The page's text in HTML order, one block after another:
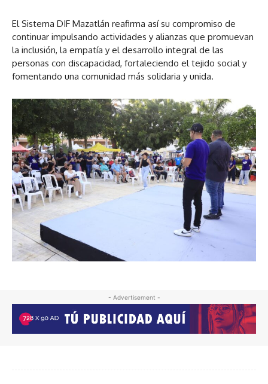
El Sistema DIF Mazatlán reafirma así su compromiso de
continuar impulsando actividades y alianzas que promuevan
la inclusión, la empatía y el desarrollo integral de las
personas con discapacidad, fortaleciendo el tejido social y
fomentando una comunidad más solidaria y unida.
- Advertisement -